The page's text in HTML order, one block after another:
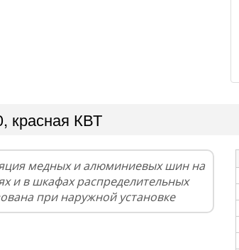
красная КВТ
медных и алюминиевых шин на
и в шкафах распределительных
при наружной установке